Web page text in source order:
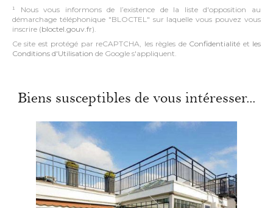
¹ Nous vous informons de l’existence de la liste d'opposition au
démarchage téléphonique "BLOCTEL" sur laquelle vous pouvez vous
inscrire (bloctel.gouv.fr).
Ce site est protégé par reCAPTCHA, les règles de Confidentialité et les
Conditions d'Utilisation de Google s'appliquent.
Biens susceptibles de vous intéresser...